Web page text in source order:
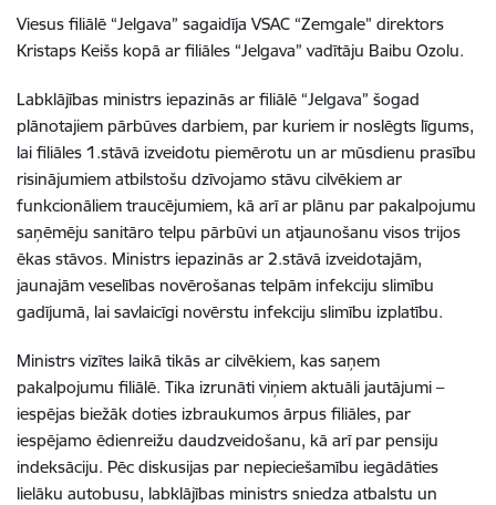
Viesus filiālē “Jelgava” sagaidīja VSAC “Zemgale” direktors
Kristaps Keišs kopā ar filiāles “Jelgava” vadītāju Baibu Ozolu.
Labklājības ministrs iepazinās ar filiālē “Jelgava” šogad
plānotajiem pārbūves darbiem, par kuriem ir noslēgts līgums,
lai filiāles 1.stāvā izveidotu piemērotu un ar mūsdienu prasību
risinājumiem atbilstošu dzīvojamo stāvu cilvēkiem ar
funkcionāliem traucējumiem, kā arī ar plānu par pakalpojumu
saņēmēju sanitāro telpu pārbūvi un atjaunošanu visos trijos
ēkas stāvos. Ministrs iepazinās ar 2.stāvā izveidotajām,
jaunajām veselības novērošanas telpām infekciju slimību
gadījumā, lai savlaicīgi novērstu infekciju slimību izplatību.
Ministrs vizītes laikā tikās ar cilvēkiem, kas saņem
pakalpojumu filiālē. Tika izrunāti viņiem aktuāli jautājumi –
iespējas biežāk doties izbraukumos ārpus filiāles, par
iespējamo ēdienreižu daudzveidošanu, kā arī par pensiju
indeksāciju. Pēc diskusijas par nepieciešamību iegādāties
lielāku autobusu, labklājības ministrs sniedza atbalstu un